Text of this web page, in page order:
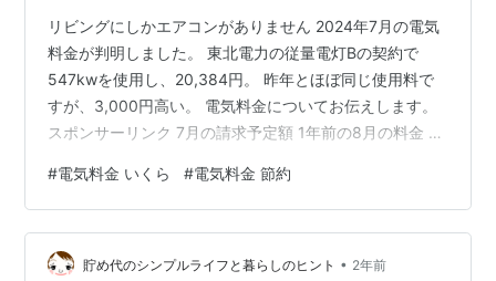
リビングにしかエアコンがありません 2024年7月の電気
料金が判明しました。 東北電力の従量電灯Bの契約で
547kwを使用し、20,384円。 昨年とほぼ同じ使用料で
すが、3,000円高い。 電気料金についてお伝えします。
スポンサーリンク 7月の請求予定額 1年前の8月の料金 わ
トが2台 わが家は電気とプロパンガスと灯油ボイラーを
使用している、築32年の古民家です。 電気はエアコン2
台や扇風機と明かりがメイン。 夫の仕事場を併用した住
宅なので、サラリーマンより電気使用料が多いです。
#電気料金 いくら #電気料金 節約
貯め代のシンプルライフと暮らしのヒント • 2年前